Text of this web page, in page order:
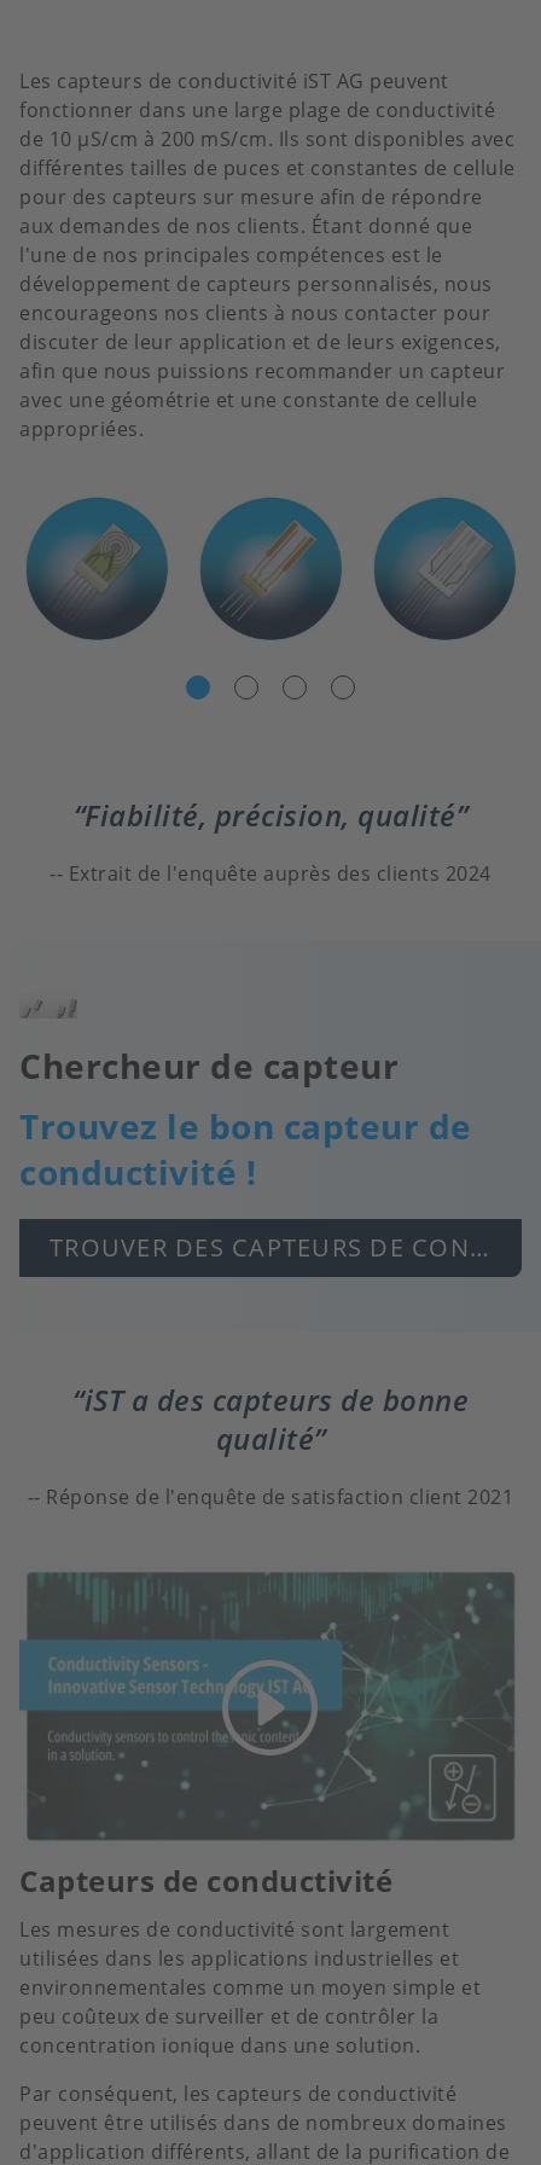
Les capteurs de conductivité iST AG peuvent
fonctionner dans une large plage de conductivité
de 10 µS/cm à 200 mS/cm. Ils sont disponibles avec
différentes tailles de puces et constantes de cellule
pour des capteurs sur mesure afin de répondre
aux demandes de nos clients. Étant donné que
l'une de nos principales compétences est le
développement de capteurs personnalisés, nous
encourageons nos clients à nous contacter pour
discuter de leur application et de leurs exigences,
afin que nous puissions recommander un capteur
avec une géométrie et une constante de cellule
appropriées.
Fiabilité, précision, qualité
Extrait de l'enquête auprès des clients 2024
Image
Chercheur de capteur
Trouvez le bon capteur de
conductivité !
TROUVER DES CAPTEURS DE CONDUCTIVITÉ
iST a des capteurs de bonne
qualité
Réponse de l'enquête de satisfaction client 2021
Capteurs de conductivité
Les mesures de conductivité sont largement
utilisées dans les applications industrielles et
environnementales comme un moyen simple et
peu coûteux de surveiller et de contrôler la
concentration ionique dans une solution.
Par conséquent, les capteurs de conductivité
peuvent être utilisés dans de nombreux domaines
d'application différents, allant de la purification de